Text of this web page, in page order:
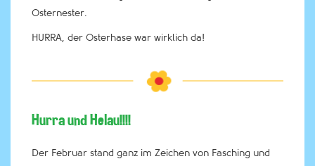
Osternester.
HURRA, der Osterhase war wirklich da!
Hurra und Helau!!!!
Der Februar stand ganz im Zeichen von Fasching und